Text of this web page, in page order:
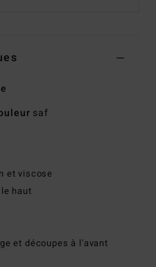
saf
et viscose
haut
et découpes à l'avant